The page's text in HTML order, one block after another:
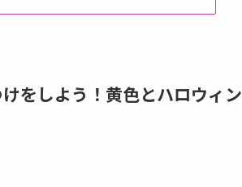
をしよう！黄色とハロウィン